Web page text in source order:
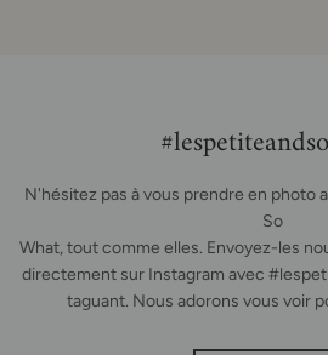
N'hésitez pas à vous prendre en photo
So
What, tout comme elles. Envoyez-les
directement sur Instagram avec
taguant. Nous adorons vous voir